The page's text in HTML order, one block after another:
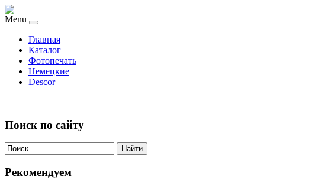
Menu
Главная
Каталог
Фотопечать
Немецкие
Descor
Поиск по сайту
Найти
Рекомендуем